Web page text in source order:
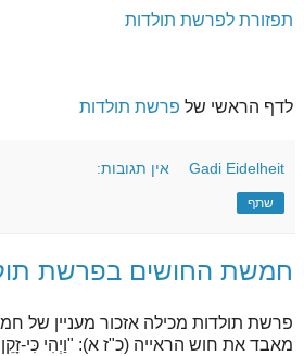
תפזורת לפרשת תולדות
לדף הראשי של פרשת תולדות
Gadi Eidelheit אין תגובות:
שתף
חמשת החושים בפרשת
פרשת תולדות מכילה אזכור מעניין של
מאבד את חוש הראייה (כ"ז א): "וַיְהִי כִּי-